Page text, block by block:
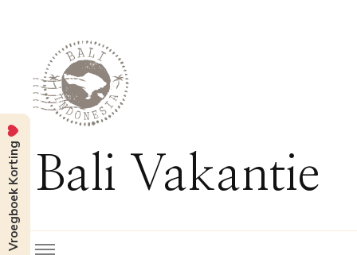
Bali Vakantie
Vroegboek Korting